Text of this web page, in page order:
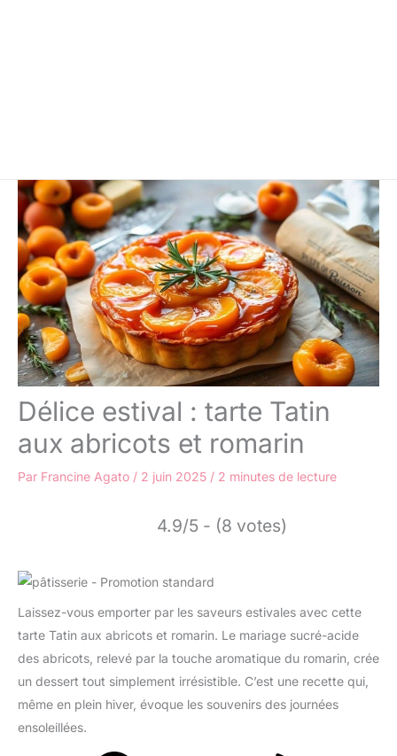
Délice estival : tarte Tatin
aux abricots et romarin
Par Francine Agato / 2 juin 2025 / 2 minutes de lecture
4.9/5 - (8 votes)
Laissez-vous emporter par les saveurs estivales avec cette
tarte Tatin aux abricots et romarin. Le mariage sucré-acide
des abricots, relevé par la touche aromatique du romarin, crée
un dessert tout simplement irrésistible. C’est une recette qui,
même en plein hiver, évoque les souvenirs des journées
ensoleillées.